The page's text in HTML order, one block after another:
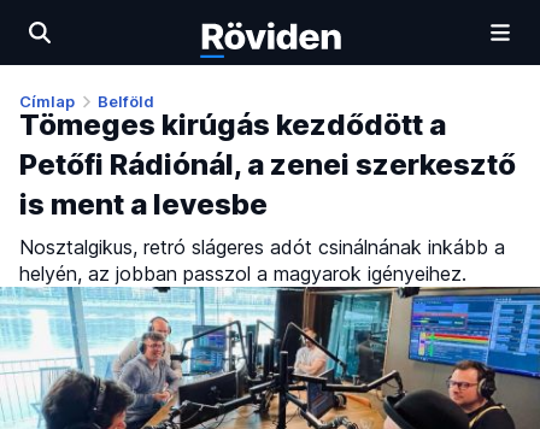
Címlap Belföld
Tömeges kirúgás kezdődött a
Petőfi Rádiónál, a zenei szerkesztő
is ment a levesbe
Nosztalgikus, retró slágeres adót csinálnának inkább a
helyén, az jobban passzol a magyarok igényeihez.